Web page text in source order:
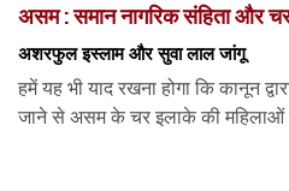
असम : समान नागरिक संहिता और चर
अशरफुल इस्लाम और सुवा लाल जांगू
हमें यह भी याद रखना होगा कि कानून
जाने से असम के चर इलाके की महिलाओं